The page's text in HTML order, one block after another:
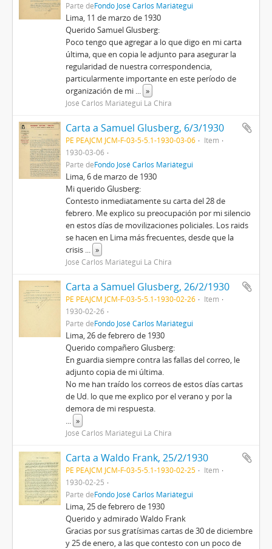
Parte deFondo José Carlos Mariátegui
Lima, 11 de marzo de 1930
Querido Samuel Glusberg:
Poco tengo que agregar a lo que digo en mi carta
última, que en copia le adjunto para asegurar la
regularidad de nuestra correspondencia,
particularmente importante en este período de
organización de mi ... »
José Carlos Mariátegui La Chira
Carta a Samuel Glusberg, 6/3/1930
PE PEAJCM JCM-F-03-5-5.1-1930-03-06
Item
1930-03-06
Parte deFondo José Carlos Mariátegui
Lima, 6 de marzo de 1930
Mi querido Glusberg:
Contesto inmediatamente su carta del 28 de
febrero. Me explico su preocupación por mi silencio
en estos días de movilizaciones policiales. Los raids
se hacen en Lima más frecuentes, desde que la
crisis ... »
José Carlos Mariátegui La Chira
Carta a Samuel Glusberg, 26/2/1930
PE PEAJCM JCM-F-03-5-5.1-1930-02-26
Item
1930-02-26
Parte deFondo José Carlos Mariátegui
Lima, 26 de febrero de 1930
Querido compañero Glusberg:
En guardia siempre contra las fallas del correo, le
adjunto copia de mi última.
No me han traído los correos de estos días cartas
de Ud. lo que me explico por el verano y por la
demora de mi respuesta.
... »
José Carlos Mariátegui La Chira
Carta a Waldo Frank, 25/2/1930
PE PEAJCM JCM-F-03-5-5.1-1930-02-25
Item
1930-02-25
Parte deFondo José Carlos Mariátegui
Lima, 25 de febrero de 1930
Querido y admirado Waldo Frank
Gracias por sus gratísimas cartas de 30 de diciembre
y 25 de enero, a las que contesto con un poco de